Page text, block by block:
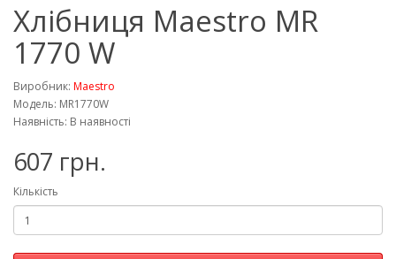
Хлібниця Maestro MR
1770 W
Виробник: Maestro
Модель: MR1770W
Наявність: В наявності
607 грн.
Кількість